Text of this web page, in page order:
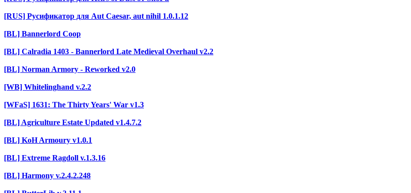
[RUS] Русификатор для Aut Caesar, aut nihil 1.0.1.12
[BL] Bannerlord Coop
[BL] Calradia 1403 - Bannerlord Late Medieval Overhaul v2.2
[BL] Norman Armory - Reworked v2.0
[WB] Whitelinghand v.2.2
[WFaS] 1631: The Thirty Years' War v1.3
[BL] Agriculture Estate Updated v1.4.7.2
[BL] KoH Armoury v1.0.1
[BL] Extreme Ragdoll v.1.3.16
[BL] Harmony v.2.4.2.248